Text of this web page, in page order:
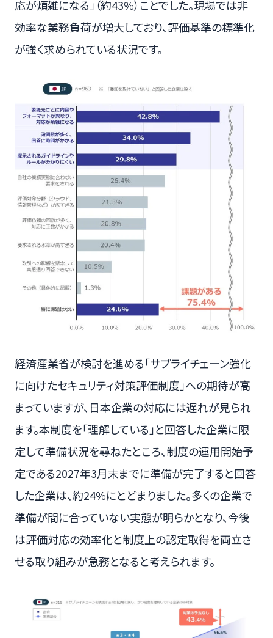
応が煩雑になる」（約43%）ことでした。現場では非
効率な業務負荷が増大しており、評価基準の標準化
が強く求められている状況です。
経済産業省が検討を進める「サプライチェーン強化
に向けたセキュリティ対策評価制度」への期待が高
まっていますが、日本企業の対応には遅れが見られ
ます。本制度を「理解している」と回答した企業に限
定して準備状況を尋ねたところ、制度の運用開始予
定である2027年3月末までに準備が完了すると回答
した企業は、約24%にとどまりました。多くの企業で
準備が間に合っていない実態が明らかとなり、今後
は評価対応の効率化と制度上の認定取得を両立さ
せる取り組みが急務となると考えられます。